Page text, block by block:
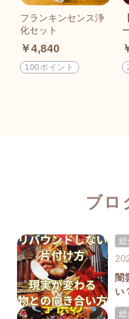
フランキンセンス浄
化セット
￥4,840
100ポイント
ブロ
闇
い
わ
総
総